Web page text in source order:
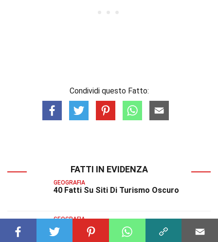
Condividi questo Fatto:
FATTI IN EVIDENZA
GEOGRAFIA
40 Fatti Su Siti Di Turismo Oscuro
GEOGRAFIA
38 Fatti Su Informazioni Geografiche
Volontarie